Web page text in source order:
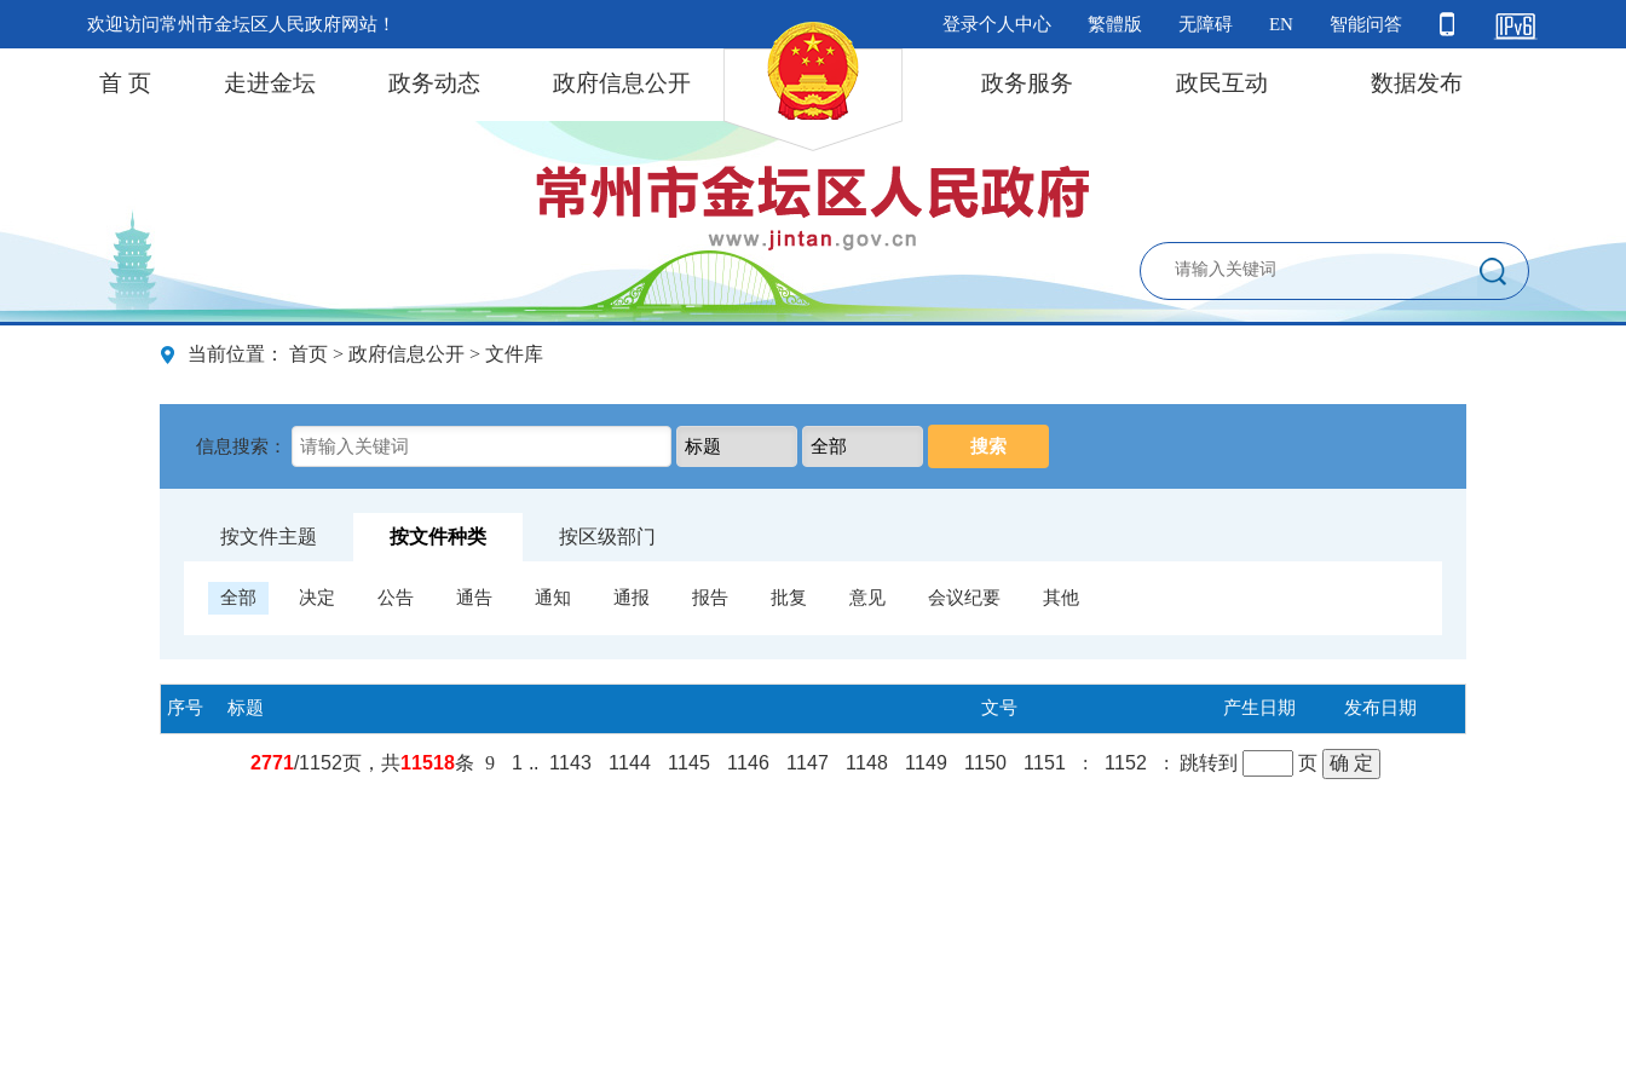
欢迎访问常州市金坛区人民政府网站！ 登录个人中心 繁體版 无障碍 EN 智能问答
首 页 走进金坛 政务动态 政府信息公开 政务服务 政民互动 数据发布
当前位置： 首页 > 政府信息公开 > 文件库
信息搜索：
按文件主题 按文件种类 按区级部门
全部 决定 公告 通告 通知 通报 报告 批复 意见 会议纪要 其他
序号 标题 文号 产生日期 发布日期
2771/1152页，共11518条 9 1 .. 1143 1144 1145 1146 1147 1148 1149 1150 1151 : 1152 : 跳转到 页